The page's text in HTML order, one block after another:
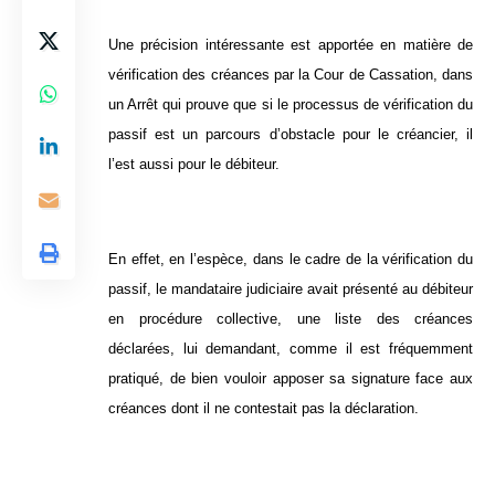
Une précision intéressante est apportée en matière de
vérification des créances par la Cour de Cassation, dans
un Arrêt qui prouve que si le processus de vérification du
passif est un parcours d’obstacle pour le créancier, il
l’est aussi pour le débiteur.
En effet, en l’espèce, dans le cadre de la vérification du
passif, le mandataire judiciaire avait présenté au débiteur
en procédure collective, une liste des créances
déclarées, lui demandant, comme il est fréquemment
pratiqué, de bien vouloir apposer sa signature face aux
créances dont il ne contestait pas la déclaration.